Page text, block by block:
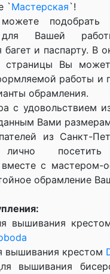
`Мастерская`!
подобрать
для Вашей
и паспарту. В
страницы Вы
работы и
обрамления.
с удовольствием
Вами
из Санкт-
лично посетить
с мастером-
обрамление
вышивания
вышивания крестом
вышивания